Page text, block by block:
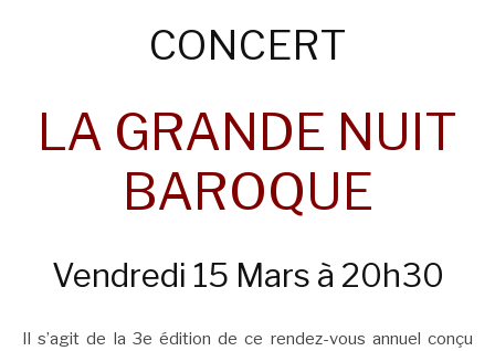
CONCERT
LA GRANDE NUIT
BAROQUE
Vendredi 15 Mars à 20h30
Il s’agit de la 3e édition de ce rendez-vous annuel conçu